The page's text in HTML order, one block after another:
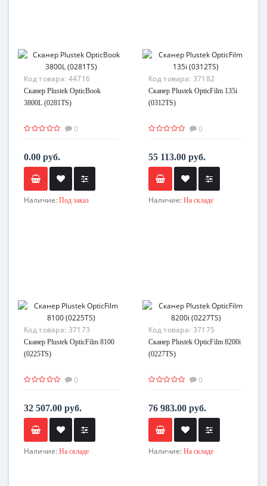
Код товара: 44716
Сканер Plustek OpticBook
3800L (0281TS)
0
0.00 руб.
Наличие: Под заказ
Код товара: 37182
Сканер Plustek OpticFilm 135i
(0312TS)
0
55 113.00 руб.
Наличие: На складе
Код товара: 37173
Сканер Plustek OpticFilm 8100
(0225TS)
0
32 507.00 руб.
Наличие: На складе
Код товара: 37175
Сканер Plustek OpticFilm 8200i
(0227TS)
0
76 983.00 руб.
Наличие: На складе